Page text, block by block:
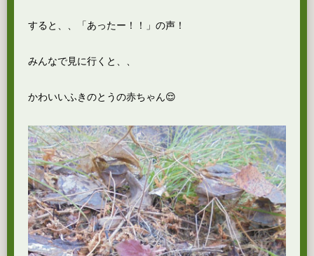
すると、、「あったー！！」の声！
みんなで見に行くと、、
かわいいふきのとうの赤ちゃん😌